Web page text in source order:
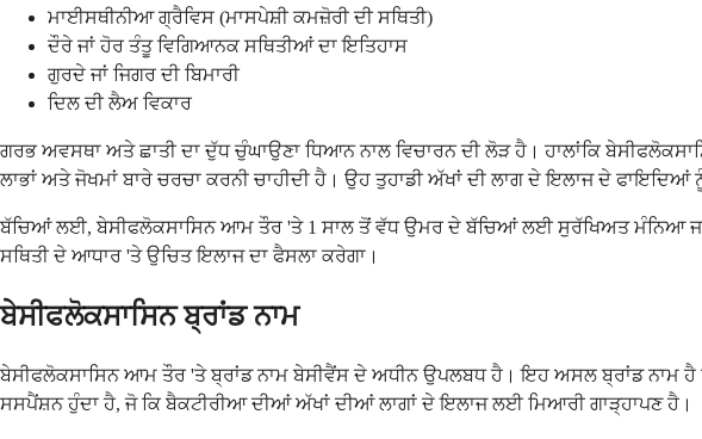
ਮਾਈਸਥੀਨੀਆ ਗ੍ਰੈਵਿਸ (ਮਾਸਪੇਸ਼ੀ ਕਮਜ਼ੋਰੀ ਦੀ ਸਥਿਤੀ)
ਦੌਰੇ ਜਾਂ ਹੋਰ ਤੰਤੂ ਵਿਗਿਆਨਕ ਸਥਿਤੀਆਂ ਦਾ ਇਤਿਹਾਸ
ਗੁਰਦੇ ਜਾਂ ਜਿਗਰ ਦੀ ਬਿਮਾਰੀ
ਦਿਲ ਦੀ ਲੈਅ ਵਿਕਾਰ
ਗਰਭ ਅਵਸਥਾ ਅਤੇ ਛਾਤੀ ਦਾ ਦੁੱਧ ਚੁੰਘਾਉਣਾ ਧਿਆਨ ਨਾਲ ਵਿਚਾਰਨ ਦੀ ਲੋੜ ਹੈ। ਹਾਲਾਂਕਿ
ਲਾਭਾਂ ਅਤੇ ਜੋਖਮਾਂ ਬਾਰੇ ਚਰਚਾ ਕਰਨੀ ਚਾਹੀਦੀ ਹੈ। ਉਹ ਤੁਹਾਡੀ ਅੱਖਾਂ ਦੀ ਲਾਗ ਦੇ ਇਲਾਜ ਦੇ
ਬੱਚਿਆਂ ਲਈ, ਬੇਸੀਫਲੋਕਸਾਸਿਨ ਆਮ ਤੌਰ 'ਤੇ 1 ਸਾਲ ਤੋਂ ਵੱਧ ਉਮਰ ਦੇ ਬੱਚਿਆਂ ਲਈ ਸੁਰੱਖਿਅਤ ਮੰਨਿਆ
ਸਥਿਤੀ ਦੇ ਆਧਾਰ 'ਤੇ ਉਚਿਤ ਇਲਾਜ ਦਾ ਫੈਸਲਾ ਕਰੇਗਾ।
ਬੇਸੀਫਲੋਕਸਾਸਿਨ ਬ੍ਰਾਂਡ ਨਾਮ
ਬੇਸੀਫਲੋਕਸਾਸਿਨ ਆਮ ਤੌਰ 'ਤੇ ਬ੍ਰਾਂਡ ਨਾਮ ਬੇਸੀਵੈਂਸ ਦੇ ਅਧੀਨ ਉਪਲਬਧ ਹੈ। ਇਹ ਅਸਲ ਬ੍ਰਾਂਡ ਨਾਮ ਹੈ
ਸਸਪੈਂਸ਼ਨ ਹੁੰਦਾ ਹੈ, ਜੋ ਕਿ ਬੈਕਟੀਰੀਆ ਦੀਆਂ ਅੱਖਾਂ ਦੀਆਂ ਲਾਗਾਂ ਦੇ ਇਲਾਜ ਲਈ ਮਿਆਰੀ ਗਾੜ੍ਹਾਪਣ ਹੈ।